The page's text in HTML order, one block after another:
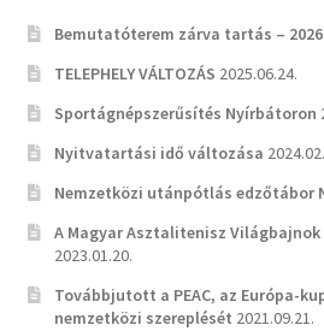
Bemutatóterem zárva tartás –
TELEPHELY VÁLTOZÁS 2025.06.24.
Sportágnépszerűsítés Nyírbátoron
Nyitvatartási idő változása
Nemzetközi utánpótlás edzőtábor
A Magyar Asztalitenisz
2023.01.20.
Továbbjutott a PEAC, az Európa-
nemzetközi szereplését 2021.09.21.